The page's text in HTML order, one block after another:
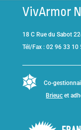
VivArmor
18 C Rue du Sabot
Tél/Fax : 02 96 33 10
Co-
Brieuc et